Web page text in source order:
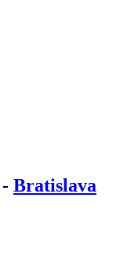
- Bratislava